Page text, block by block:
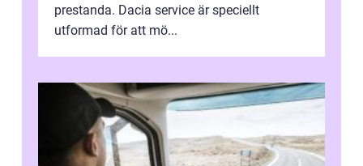
prestanda. Dacia service är speciellt
utformad för att mö...